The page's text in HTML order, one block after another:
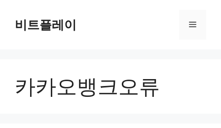
비트플레이 메
카카오뱅크오류